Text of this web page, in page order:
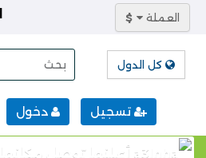
$ العملة
كل الدول
تسجيل دخول